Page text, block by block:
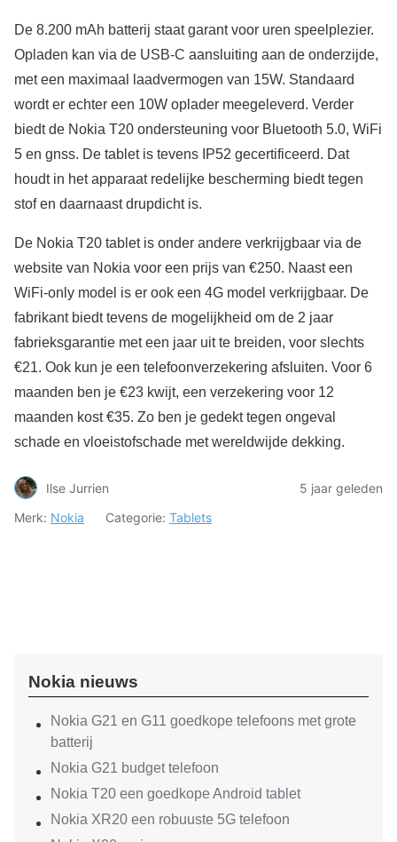
De 8.200 mAh batterij staat garant voor uren speelplezier.
Opladen kan via de USB-C aansluiting aan de onderzijde,
met een maximaal laadvermogen van 15W. Standaard
wordt er echter een 10W oplader meegeleverd. Verder
biedt de Nokia T20 ondersteuning voor Bluetooth 5.0, WiFi
5 en gnss. De tablet is tevens IP52 gecertificeerd. Dat
houdt in het apparaat redelijke bescherming biedt tegen
stof en daarnaast drupdicht is.
De Nokia T20 tablet is onder andere verkrijgbaar via de
website van Nokia voor een prijs van €250. Naast een
WiFi-only model is er ook een 4G model verkrijgbaar. De
fabrikant biedt tevens de mogelijkheid om de 2 jaar
fabrieksgarantie met een jaar uit te breiden, voor slechts
€21. Ook kun je een telefoonverzekering afsluiten. Voor 6
maanden ben je €23 kwijt, een verzekering voor 12
maanden kost €35. Zo ben je gedekt tegen ongeval
schade en vloeistofschade met wereldwijde dekking.
Ilse Jurrien
5 jaar geleden
Merk: Nokia Categorie: Tablets
Nokia nieuws
Nokia G21 en G11 goedkope telefoons met grote
batterij
Nokia G21 budget telefoon
Nokia T20 een goedkope Android tablet
Nokia XR20 een robuuste 5G telefoon